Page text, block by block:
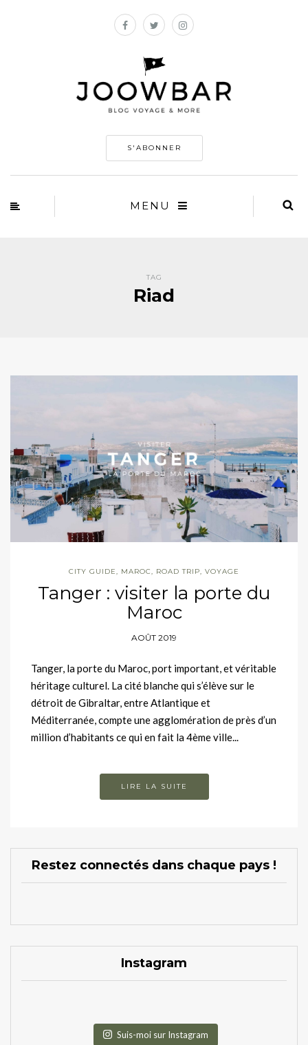
S'ABONNER
MENU
TAG
Riad
CITY GUIDE MAROC ROAD TRIP VOYAGE
Tanger : visiter la porte du
Maroc
AOÛT 2019
Tanger, la porte du Maroc, port important, et véritable
héritage culturel. La cité blanche qui s’élève sur le
détroit de Gibraltar, entre Atlantique et
Méditerranée, compte une agglomération de près d’un
million d’habitants ce qui en fait la 4ème ville...
LIRE LA SUITE
Restez connectés dans chaque pays !
Instagram
Suis-moi sur Instagram